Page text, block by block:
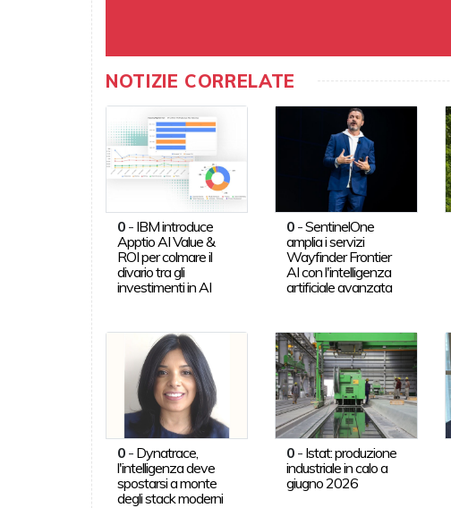
NOTIZIE CORRELATE
0- IBM introduce
Apptio AI Value &
ROI per colmare il
divario tra gli
investimenti in AI
0 -SentinelOne
amplia i servizi
Wayfinder Frontier
AI con l'intelligenza
artificiale avanzata
0- Dynatrace,
l'intelligenza deve
spostarsi a monte
degli stack moderni
0 - Istat: produzione
industriale in calo a
giugno 2026